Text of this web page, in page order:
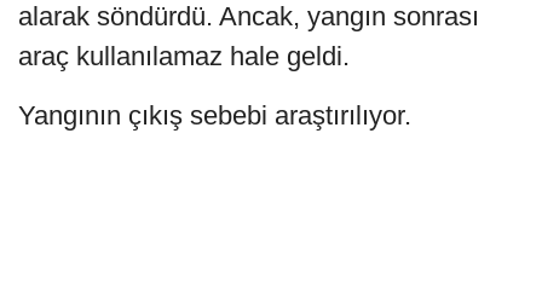
alarak söndürdü. Ancak, yangın sonrası
araç kullanılamaz hale geldi.
Yangının çıkış sebebi araştırılıyor.